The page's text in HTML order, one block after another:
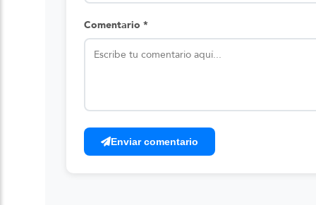
Comentario *
Enviar comentario